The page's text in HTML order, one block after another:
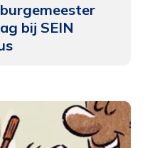
bij SEIN